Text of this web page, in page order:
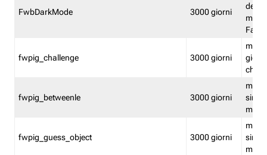
FwbDarkMode 3000 giorni
fwpig_challenge 3000 giorni
fwpig_betweenle 3000 giorni
fwpig_guess_object 3000 giorni